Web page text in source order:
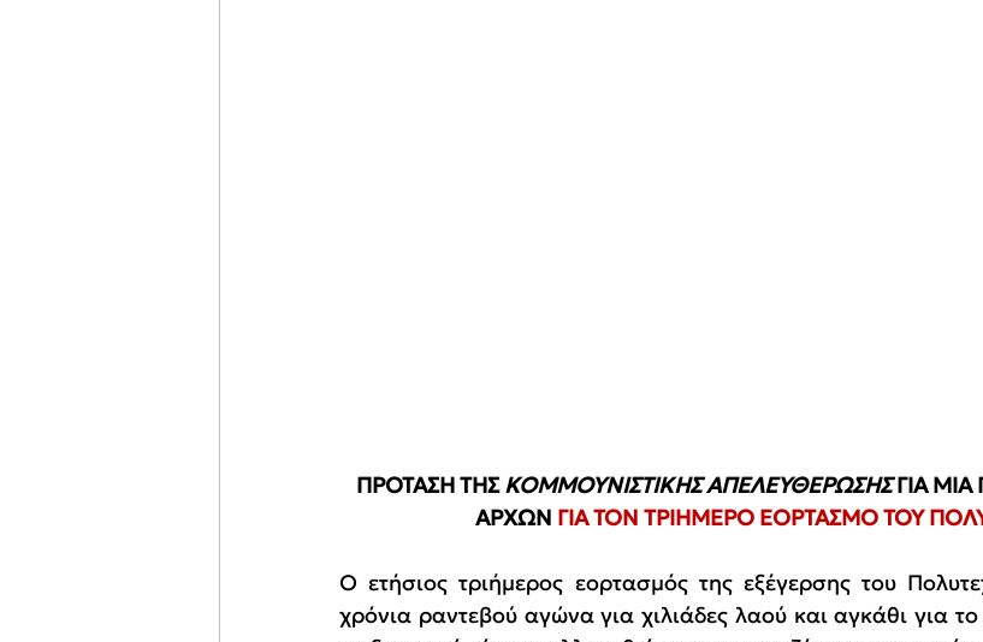
ΠΡΟΤΑΣΗ ΤΗΣ ΚΟΜΜΟΥΝΙΣΤΙΚΗΣ ΑΠΕΛΕΥΘΕΡΩΣΗΣ ΓΙΑ
ΑΡΧΩΝ ΓΙΑ ΤΟΝ ΤΡΙΗΜΕΡΟ ΕΟΡΤΑΣΜΟ ΤΟΥ
Ο ετήσιος τριήμερος εορτασμός της εξέγερσης του
χρόνια ραντεβού αγώνα για χιλιάδες λαού και αγκάθι για